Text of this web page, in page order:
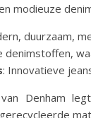
modieuze
duurzaam,
denimstoffen,
: Innovatieve
Denham